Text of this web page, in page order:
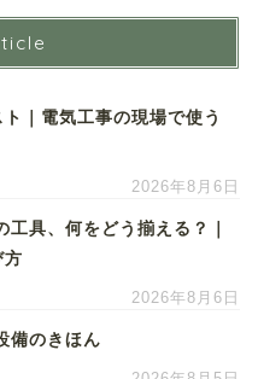
｜電気工事の現場で使う
2026年8月6日
具、何をどう揃える？｜
方
2026年8月6日
備のきほん